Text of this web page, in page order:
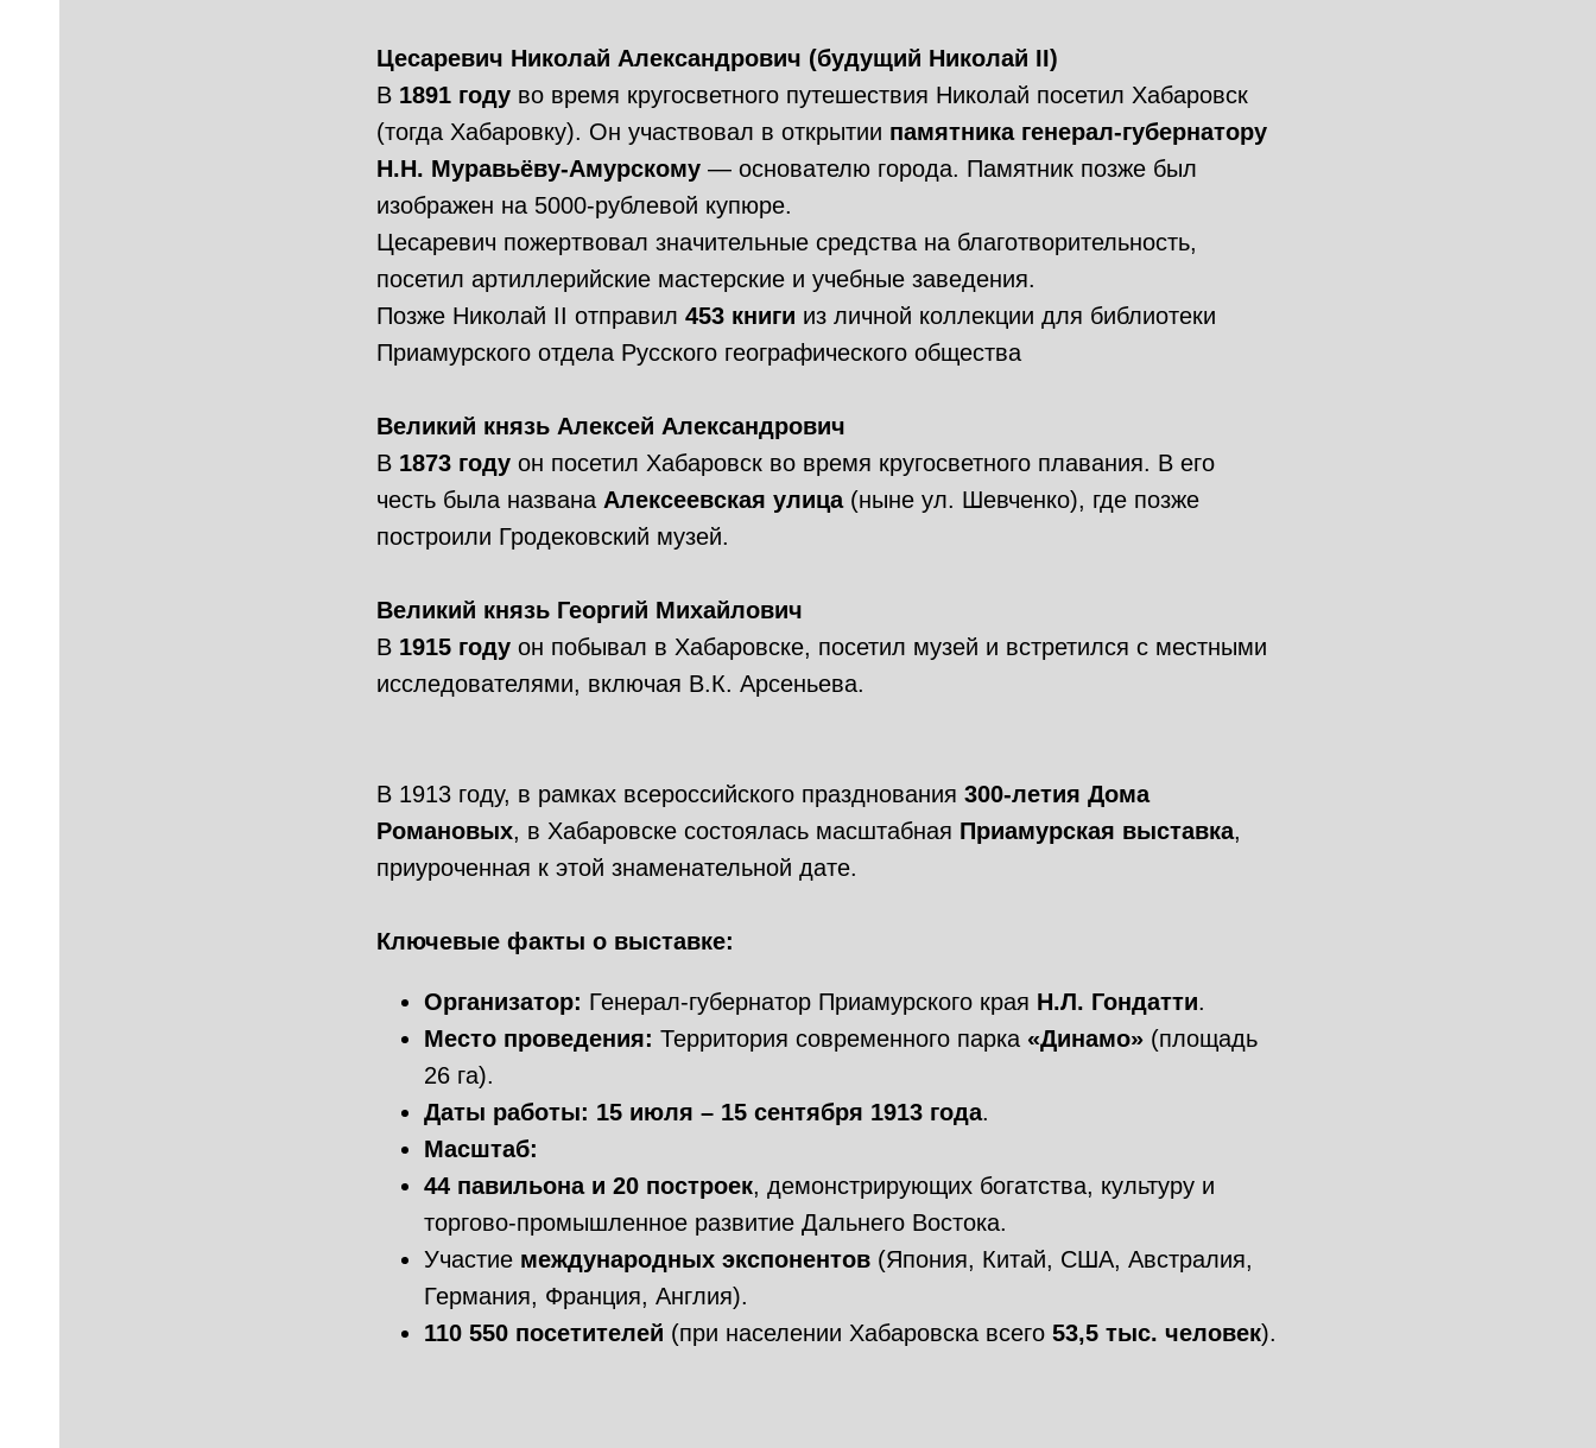
Цесаревич Николай Александрович (будущий Николай II)
В 1891 году во время кругосветного путешествия Николай посетил Хабаровск
(тогда Хабаровку). Он участвовал в открытии памятника генерал-губернатору
Н.Н. Муравьёву-Амурскому — основателю города. Памятник позже был
изображен на 5000-рублевой купюре.
Цесаревич пожертвовал значительные средства на благотворительность,
посетил артиллерийские мастерские и учебные заведения.
Позже Николай II отправил 453 книги из личной коллекции для библиотеки
Приамурского отдела Русского географического общества
Великий князь Алексей Александрович
В 1873 году он посетил Хабаровск во время кругосветного плавания. В его
честь была названа Алексеевская улица (ныне ул. Шевченко), где позже
построили Гродековский музей.
Великий князь Георгий Михайлович
В 1915 году он побывал в Хабаровске, посетил музей и встретился с местными
исследователями, включая В.К. Арсеньева.
В 1913 году, в рамках всероссийского празднования 300-летия Дома
Романовых, в Хабаровске состоялась масштабная Приамурская выставка,
приуроченная к этой знаменательной дате.
Ключевые факты о выставке:
Организатор: Генерал-губернатор Приамурского края Н.Л. Гондатти.
Место проведения: Территория современного парка «Динамо» (площадь
26 га).
Даты работы: 15 июля – 15 сентября 1913 года.
Масштаб:
44 павильона и 20 построек, демонстрирующих богатства, культуру и
торгово-промышленное развитие Дальнего Востока.
Участие международных экспонентов (Япония, Китай, США, Австралия,
Германия, Франция, Англия).
110 550 посетителей (при населении Хабаровска всего 53,5 тыс. человек).